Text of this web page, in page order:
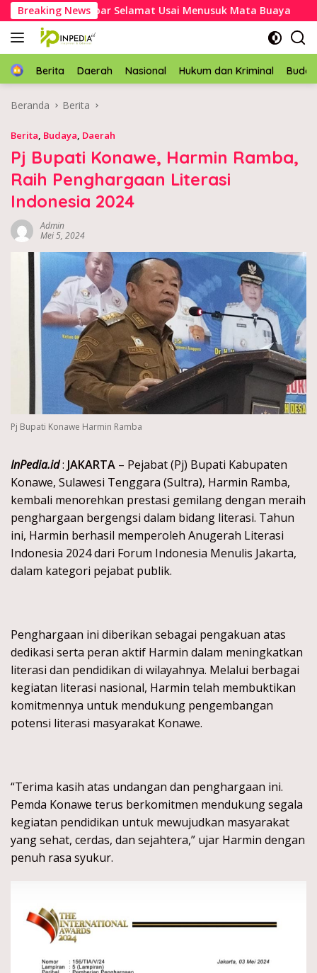
Langsung
ke
konten
Breaking News
Asal Mubar Selamat Usai Menusuk Mata Buaya
HomeBerita Daerah Nasional Hukum dan Kriminal
Beranda Berita
Berita, Budaya, Daerah
Pj Bupati Konawe, Harmin Ramba,
Raih Penghargaan Literasi
Indonesia 2024
Admin
Mei 5, 2024
Pj Bupati Konawe Harmin Ramba
InPedia.id: JAKARTA – Pejabat (Pj) Bupati Kabupaten
Konawe, Sulawesi Tenggara (Sultra), Harmin Ramba,
kembali menorehkan prestasi gemilang dengan meraih
penghargaan bergengsi dalam bidang literasi. Tahun
ini, Harmin berhasil memperoleh Anugerah Literasi
Indonesia 2024 dari Forum Indonesia Menulis Jakarta,
dalam kategori pejabat publik.
Penghargaan ini diberikan sebagai pengakuan atas
dedikasi serta peran aktif Harmin dalam meningkatkan
literasi dan pendidikan di wilayahnya. Melalui berbagai
kegiatan literasi nasional, Harmin telah membuktikan
komitmennya untuk mendukung pengembangan
potensi literasi masyarakat Konawe.
“Terima kasih atas undangan dan penghargaan ini.
Pemda Konawe terus berkomitmen mendukung segala
kegiatan pendidikan untuk mewujudkan masyarakat
yang sehat, cerdas, dan sejahtera,” ujar Harmin dengan
penuh rasa syukur.